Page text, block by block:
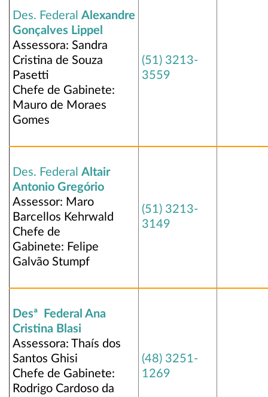
Des. Federal Alexandre
Gonçalves Lippel
Assessora: Sandra
Cristina de Souza
Pasetti
Chefe de Gabinete:
Mauro de Moraes
Gomes
(51) 3213-
3559
Des. Federal Altair
Antonio Gregório
Assessor: Maro
Barcellos Kehrwald
Chefe de
Gabinete: Felipe
Galvão Stumpf
(51) 3213-
3149
Desª Federal Ana
Cristina Blasi
Assessora: Thaís dos
Santos Ghisi
Chefe de Gabinete:
Rodrigo Cardoso da
(48) 3251-
1269